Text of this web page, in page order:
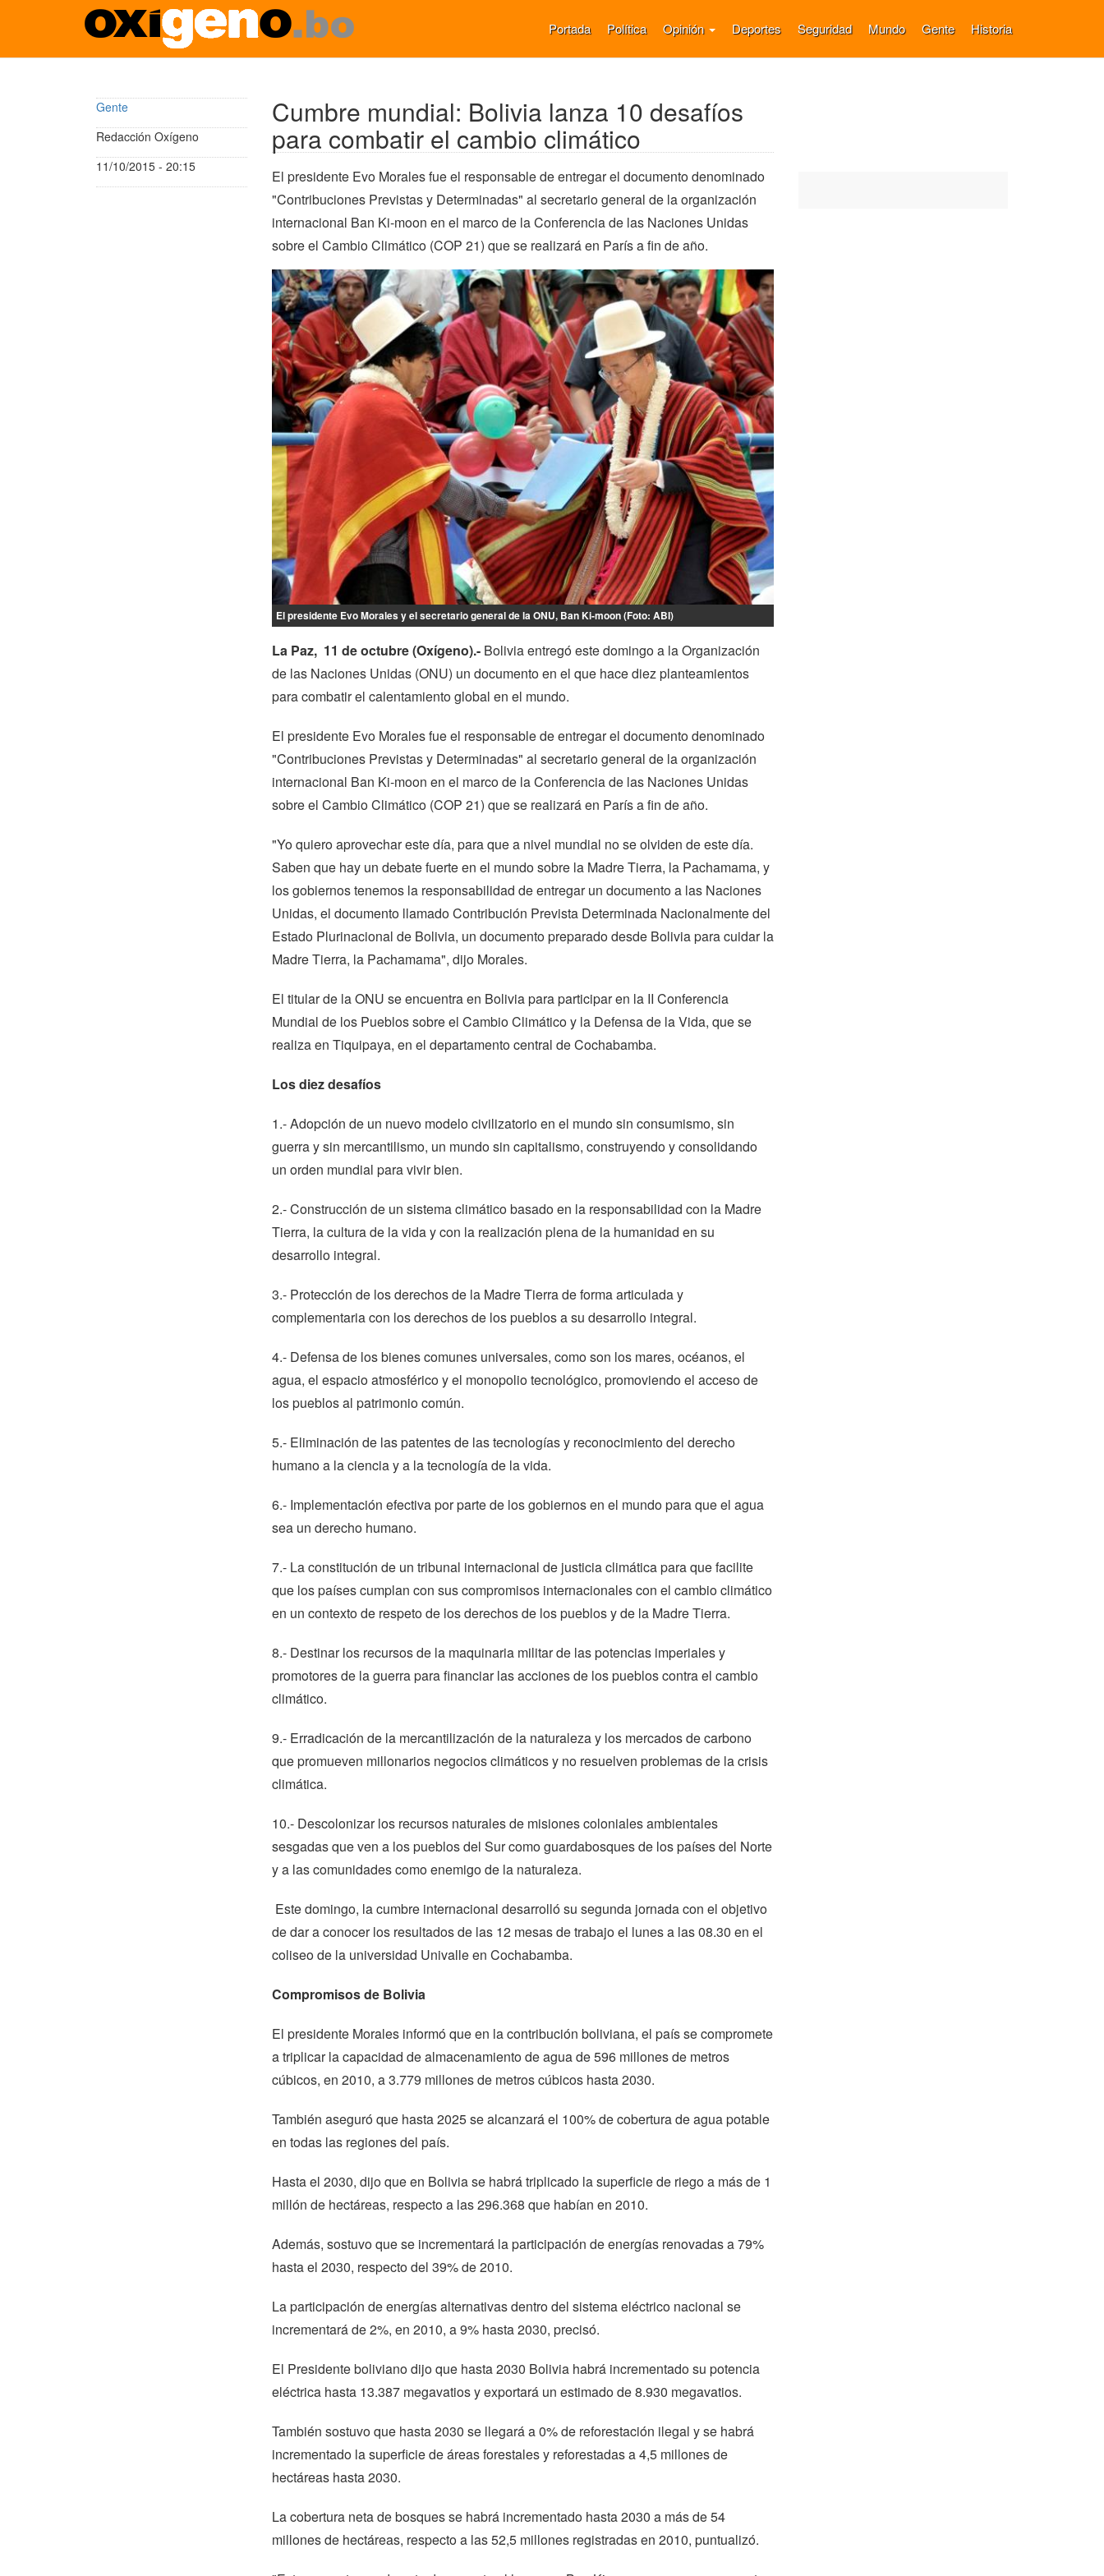
Pasar
Portada Política Opinión Deportes Seguridad Mundo Gente Historia
Gente
Redacción Oxígeno
11/10/2015 - 20:15
Cumbre mundial: Bolivia lanza 10 desafíos
para combatir el cambio climático
El presidente Evo Morales fue el responsable de entregar el documento denominado
"Contribuciones Previstas y Determinadas" al secretario general de la organización
internacional Ban Ki-moon en el marco de la Conferencia de las Naciones Unidas
sobre el Cambio Climático (COP 21) que se realizará en París a fin de año.
El presidente Evo Morales y el secretario general de la ONU, Ban Ki-moon (Foto: ABI)
La Paz, 11 de octubre (Oxígeno).-Bolivia entregó este domingo a la Organización
de las Naciones Unidas (ONU) un documento en el que hace diez planteamientos
para combatir el calentamiento global en el mundo.
El presidente Evo Morales fue el responsable de entregar el documento denominado
"Contribuciones Previstas y Determinadas" al secretario general de la organización
internacional Ban Ki-moon en el marco de la Conferencia de las Naciones Unidas
sobre el Cambio Climático (COP 21) que se realizará en París a fin de año.
"Yo quiero aprovechar este día, para que a nivel mundial no se olviden de este día.
Saben que hay un debate fuerte en el mundo sobre la Madre Tierra, la Pachamama, y
los gobiernos tenemos la responsabilidad de entregar un documento a las Naciones
Unidas, el documento llamado Contribución Prevista Determinada Nacionalmente del
Estado Plurinacional de Bolivia, un documento preparado desde Bolivia para cuidar la
Madre Tierra, la Pachamama", dijo Morales.
El titular de la ONU se encuentra en Bolivia para participar en la II Conferencia
Mundial de los Pueblos sobre el Cambio Climático y la Defensa de la Vida, que se
realiza en Tiquipaya, en el departamento central de Cochabamba.
Los diez desafíos
1.- Adopción de un nuevo modelo civilizatorio en el mundo sin consumismo, sin
guerra y sin mercantilismo, un mundo sin capitalismo, construyendo y consolidando
un orden mundial para vivir bien.
2.- Construcción de un sistema climático basado en la responsabilidad con la Madre
Tierra, la cultura de la vida y con la realización plena de la humanidad en su
desarrollo integral.
3.- Protección de los derechos de la Madre Tierra de forma articulada y
complementaria con los derechos de los pueblos a su desarrollo integral.
4.- Defensa de los bienes comunes universales, como son los mares, océanos, el
agua, el espacio atmosférico y el monopolio tecnológico, promoviendo el acceso de
los pueblos al patrimonio común.
5.- Eliminación de las patentes de las tecnologías y reconocimiento del derecho
humano a la ciencia y a la tecnología de la vida.
6.- Implementación efectiva por parte de los gobiernos en el mundo para que el agua
sea un derecho humano.
7.- La constitución de un tribunal internacional de justicia climática para que facilite
que los países cumplan con sus compromisos internacionales con el cambio climático
en un contexto de respeto de los derechos de los pueblos y de la Madre Tierra.
8.- Destinar los recursos de la maquinaria militar de las potencias imperiales y
promotores de la guerra para financiar las acciones de los pueblos contra el cambio
climático.
9.- Erradicación de la mercantilización de la naturaleza y los mercados de carbono
que promueven millonarios negocios climáticos y no resuelven problemas de la crisis
climática.
10.- Descolonizar los recursos naturales de misiones coloniales ambientales
sesgadas que ven a los pueblos del Sur como guardabosques de los países del Norte
y a las comunidades como enemigo de la naturaleza.
Este domingo, la cumbre internacional desarrolló su segunda jornada con el objetivo
de dar a conocer los resultados de las 12 mesas de trabajo el lunes a las 08.30 en el
coliseo de la universidad Univalle en Cochabamba.
Compromisos de Bolivia
El presidente Morales informó que en la contribución boliviana, el país se compromete
a triplicar la capacidad de almacenamiento de agua de 596 millones de metros
cúbicos, en 2010, a 3.779 millones de metros cúbicos hasta 2030.
También aseguró que hasta 2025 se alcanzará el 100% de cobertura de agua potable
en todas las regiones del país.
Hasta el 2030, dijo que en Bolivia se habrá triplicado la superficie de riego a más de 1
millón de hectáreas, respecto a las 296.368 que habían en 2010.
Además, sostuvo que se incrementará la participación de energías renovadas a 79%
hasta el 2030, respecto del 39% de 2010.
La participación de energías alternativas dentro del sistema eléctrico nacional se
incrementará de 2%, en 2010, a 9% hasta 2030, precisó.
El Presidente boliviano dijo que hasta 2030 Bolivia habrá incrementado su potencia
eléctrica hasta 13.387 megavatios y exportará un estimado de 8.930 megavatios.
También sostuvo que hasta 2030 se llegará a 0% de reforestación ilegal y se habrá
incrementado la superficie de áreas forestales y reforestadas a 4,5 millones de
hectáreas hasta 2030.
La cobertura neta de bosques se habrá incrementado hasta 2030 a más de 54
millones de hectáreas, respecto a las 52,5 millones registradas en 2010, puntualizó.